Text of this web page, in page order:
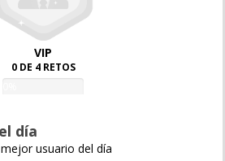
VIP
0 DE 4 RETOS
día
usuario del día